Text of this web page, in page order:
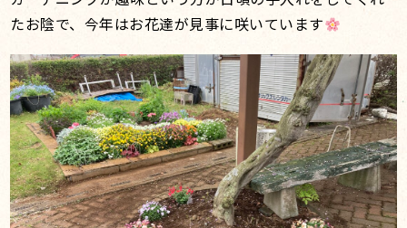
たお陰で、今年はお花達が見事に咲いています